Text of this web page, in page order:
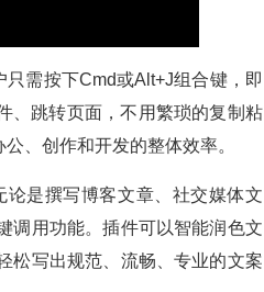
需按下Cmd或Alt+J组合键，即
、跳转页面，不用繁琐的复制粘
、创作和开发的整体效率。
是撰写博客文章、社交媒体文
调用功能。插件可以智能润色文
松写出规范、流畅、专业的文案